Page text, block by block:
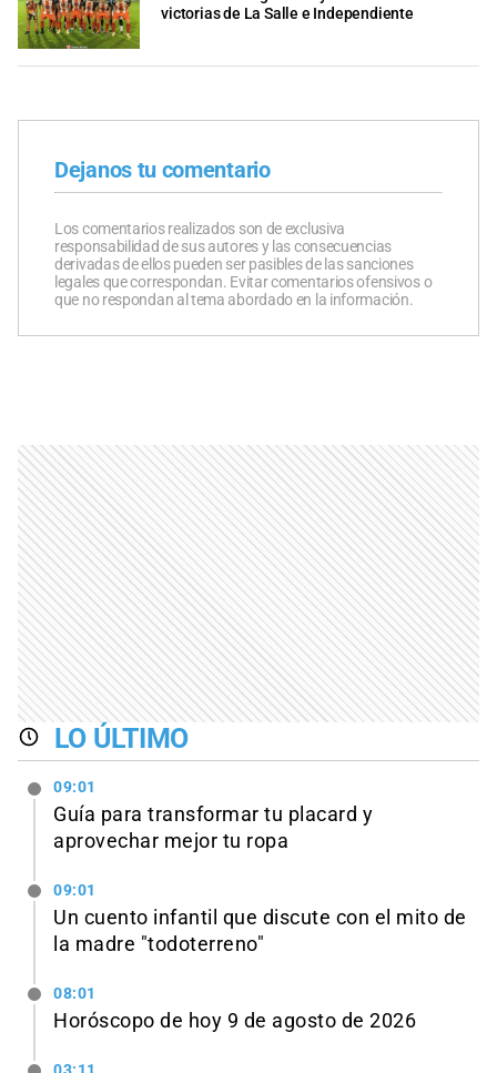
victorias de La Salle e Independiente
Dejanos tu comentario
Los comentarios realizados son de exclusiva
responsabilidad de sus autores y las consecuencias
derivadas de ellos pueden ser pasibles de las sanciones
legales que correspondan. Evitar comentarios ofensivos o
que no respondan al tema abordado en la información.
LO ÚLTIMO
09:01
Guía para transformar tu placard y
aprovechar mejor tu ropa
09:01
Un cuento infantil que discute con el mito de
la madre "todoterreno"
08:01
Horóscopo de hoy 9 de agosto de 2026